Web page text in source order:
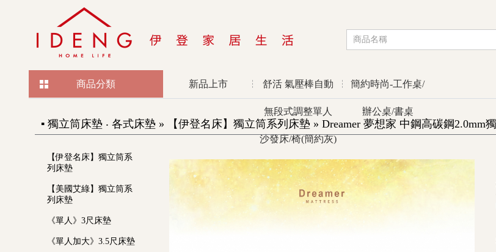
商品分類 新品上市 舒活 氣壓棒自動
無段式調整單人
沙發床/椅(簡約灰)
優惠活動
簡約時尚-工作桌/
辦公桌/書桌
▪ 獨立筒床墊 ‧ 各式床墊 » 【伊登名床】獨立筒系列床墊 » Dreamer 夢想家 中鋼高碳鋼2.0mm
【伊登名床】獨立筒系
列床墊
【美國艾綠】獨立筒系
列床墊
《單人》3尺床墊
《單人加大》3.5尺床墊